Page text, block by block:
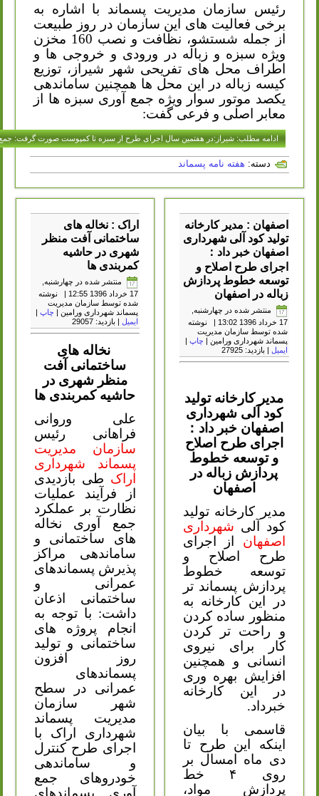
رئیس سازمان مدیریت پسماند با اشاره به
برخی فعالیت های این سازمان در روز طبیعت
از جمله شستشو، نظافت و نصب 160 مخزن
ویژه سبزه و زباله در ورودی و خروجی ها و
اطراف محل های تفریحی شهر شیراز، توزیع
کیسه زباله در این محل ها همچنین ساماندهی
یکصد موتور سوار ویژه جمع آوری سبزه ها از
معابر اصلی و فرعی گفت:
ادامه مطلب: شیراز:در هفتمین سال اجرای طرح از سبزه تا کمپوست صورت گرفت: جمع آوری بیش از 18 تن
دسته: هفته نامه پسماند
اراک : نخاله های
ساختمانی آفت منظر
شهری در حاشیه
کمربندی ها
منتشر شده در چهارشنبه,
17 خرداد 1396 12:55
|
نوشته
شده توسط سازمان مدیریت
پسماند شهرداری ورامین | چاپ|
ایمیل | بازدید: 29057
نخاله های
ساختمانی آفت
منظر شهری در
حاشیه کمربندی ها
علی وروانی
فراهانی رئیس
سازمان مدیریت
پسماند شهرداری
اراک طی بازدیدی
از فرآیند عملیات
نظارت بر عملکرد
جمع آوری نخاله
های ساختمانی و
ساماندهی مراکز
پذیرش پسماندهای
عمرانی و
ساختمانی اذعان
داشت: با توجه به
انجام پروژه های
ساختمانی و تولید
روز افزون
پسماندهای
عمرانی در سطح
شهر سازمان
مدیریت پسماند
شهرداری اراک با
اجرای طرح کنترل
و ساماندهی
خودروهای جمع
آوری پسماندهای
اصفهان : مدیر کارخانه
تولید کود آلی شهرداری
اصفهان خبر داد：
اجرای طرح اصلاح و
توسعه خطوط پردازش
زباله در اصفهان
منتشر شده در چهارشنبه,
17 خرداد 1396 13:02
|
نوشته
شده توسط سازمان مدیریت
پسماند شهرداری ورامین | چاپ |
ایمیل | بازدید: 27925
مدیر کارخانه تولید
کود آلی شهرداری
اصفهان خبر داد ：
اجرای طرح اصلاح
و توسعه خطوط
پردازش زباله در
اصفهان
مدیر کارخانه تولید
کود آلی شهرداری
اصفهان از اجرای
طرح اصلاح و
توسعه خطوط
پردازش پسماند تر
در این کارخانه به
منظور ساده کردن
و راحت تر کردن
کار برای نیروی
انسانی و همچنین
افزایش بهره وری
در این کارخانه
خبرداد.
قاسمی با بیان
اینکه این طرح تا
دی ماه امسال بر
روی ۴ خط
پردازش مواد،